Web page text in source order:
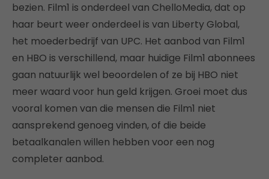
bezien. Film1 is onderdeel van ChelloMedia, dat op
haar beurt weer onderdeel is van Liberty Global,
het moederbedrijf van UPC. Het aanbod van Film1
en HBO is verschillend, maar huidige Film1 abonnees
gaan natuurlijk wel beoordelen of ze bij HBO niet
meer waard voor hun geld krijgen. Groei moet dus
vooral komen van die mensen die Film1 niet
aansprekend genoeg vinden, of die beide
betaalkanalen willen hebben voor een nog
completer aanbod.